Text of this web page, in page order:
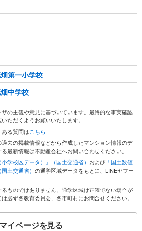
第一小学校
中学校
の主観や意見に基づいています。最終的な事実確認
ただくようお願いいたします。
る質問はこちら
去の掲載情報などから作成したマンション情報のデ
最新情報は不動産会社へお問い合わせください。
小学校区データ）」（国土交通省） および 「国土数値
土交通省） の通学区域データをもとに、LINEヤフー
ものではありません。通学区域は正確でない場合が
必ず各教育委員会、各市町村にお問合せください。
マイページを見る